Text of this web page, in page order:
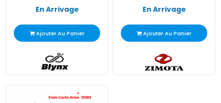
En Arrivage
Ajouter Au Panier
En Arrivage
Ajouter Au Panier